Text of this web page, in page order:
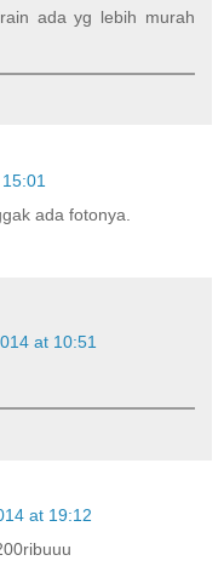
ada yg lebih murah
ada fotonya.
at 10:51
at 19:12